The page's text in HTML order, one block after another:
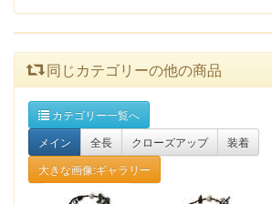
同じカテゴリーの他の商品
カテゴリー一覧へ
メイン
全長 クローズアップ
装着
大きな画像:ギャラリー